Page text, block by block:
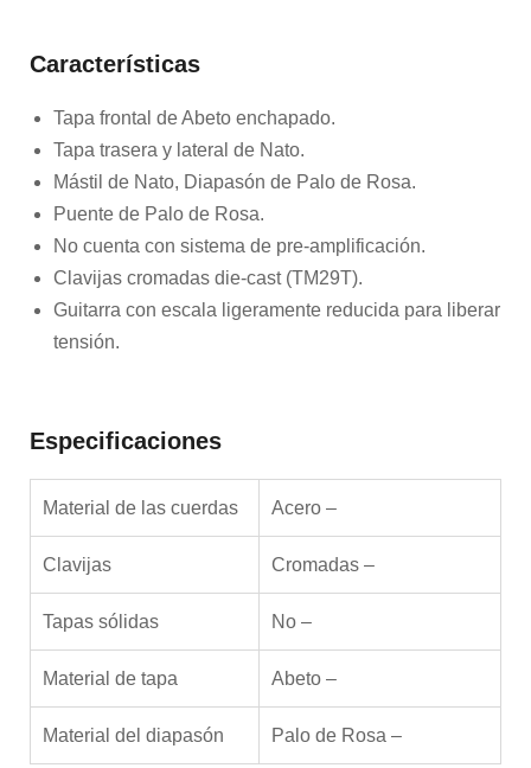
Características
Tapa frontal de Abeto enchapado.
Tapa trasera y lateral de Nato.
Mástil de Nato, Diapasón de Palo de Rosa.
Puente de Palo de Rosa.
No cuenta con sistema de pre-amplificación.
Clavijas cromadas die-cast (TM29T).
Guitarra con escala ligeramente reducida para liberar
tensión.
Especificaciones
Material de las cuerdas Acero –
Clavijas Cromadas –
Tapas sólidas No –
Material de tapa Abeto –
Material del diapasón Palo de Rosa –